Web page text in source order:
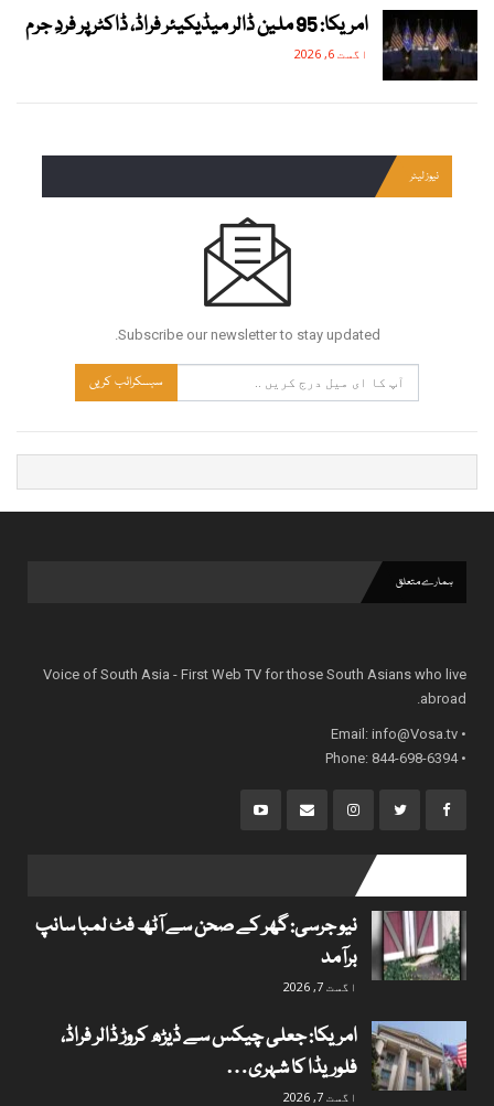
امریکا: 95 ملین ڈالر میڈیکیئر فراڈ، ڈاکٹر پر فردِ جرم
اگست 6, 2026
نیوز لیٹر
Subscribe our newsletter to stay updated.
سبسکرائب کریں
ہمارے متعلق
Voice of South Asia - First Web TV for those South Asians who live
abroad.
• Email:
info@Vosa.tv
• Phone: 844-698-6394
نیو جرسی: گھر کے صحن سے آٹھ فٹ لمبا سانپ
برآمد
اگست 7, 2026
امریکا: جعلی چیکس سے ڈیڑھ کروڑ ڈالر فراڈ،
فلوریڈا کا شہری…
اگست 7, 2026